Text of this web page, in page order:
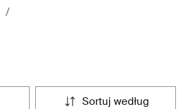
sortuj według